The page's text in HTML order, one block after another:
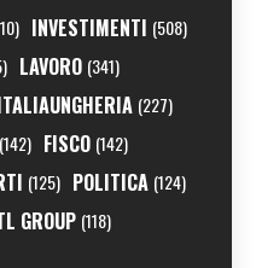
INVESTIMENTI (508)
LAVORO (341)
(227)
(142) FISCO (142)
(125) POLITICA (124)
GROUP (118)